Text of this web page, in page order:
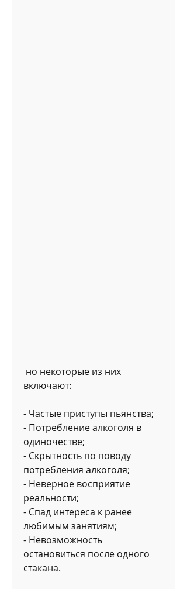
включают:
- Частые приступы пьянства;
- Потребление алкоголя в
одиночестве;
- Скрытность по поводу
потребления алкоголя;
- Неверное восприятие
реальности;
- Спад интереса к ранее
любимым занятиям;
- Невозможность
остановиться после одного
стакана.